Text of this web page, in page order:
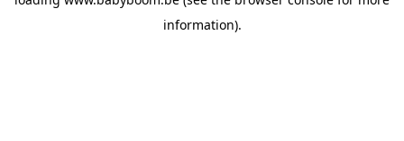
information).